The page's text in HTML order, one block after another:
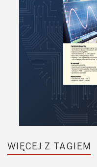
Podstawy elektroniki
Podzespoły bierne
Półprzewodniki
Pomiary i testy
Projektowanie
Sensory
WIĘCEJ Z TAGIEM